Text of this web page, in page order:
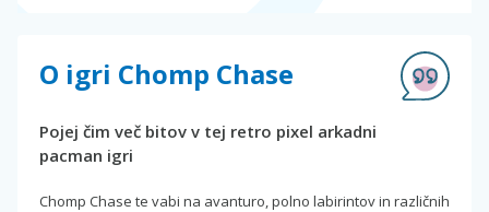
O igri Chomp Chase
Pojej čim več bitov v tej retro pixel arkadni
pacman igri
Chomp Chase te vabi na avanturo, polno labirintov in različnih